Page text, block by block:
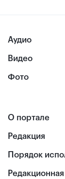
Аудио
Видео
Фото
О портале
Редакция
Порядок